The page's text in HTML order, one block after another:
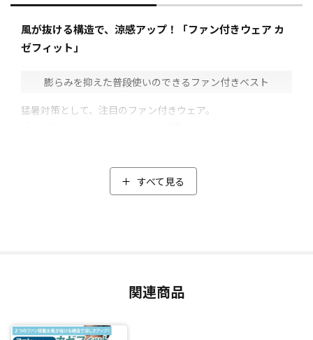
風が抜ける構造で、涼感アップ！「ファン付きウェア カ
ゼフィット」
膨らみを抑えた普段使いのできるファン付きベスト
猛暑対策として、注目のファン付きウェア。
いしやすいのが特徴です。
ちょっとしたお買い物や庭のお手入れ、犬の散歩など、真夏
らないよう両サイドに配置。
買いそろえる必要がなく、充電後すぐに使用できるのもうれ
すべて見る
関連商品